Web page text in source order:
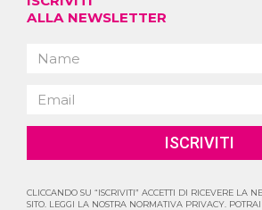
ALLA NEWSLETTER
ISCRIVITI
CLICCANDO SU “ISCRIVITI” ACCETTI DI RICEVERE LA
SITO. LEGGI LA NOSTRA NORMATIVA PRIVACY. POTRAI